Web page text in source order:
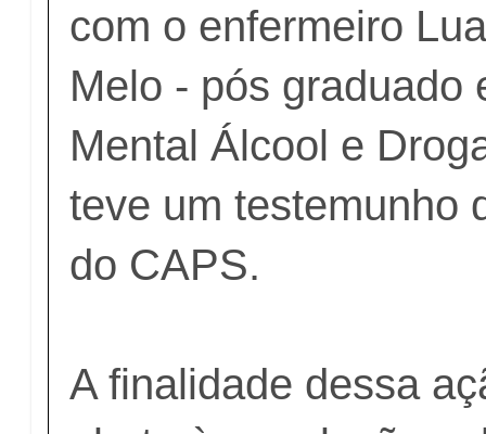
com o enfermeiro
Melo - pós graduado
Mental Álcool e
teve um testemunho
do CAPS.
A finalidade dessa